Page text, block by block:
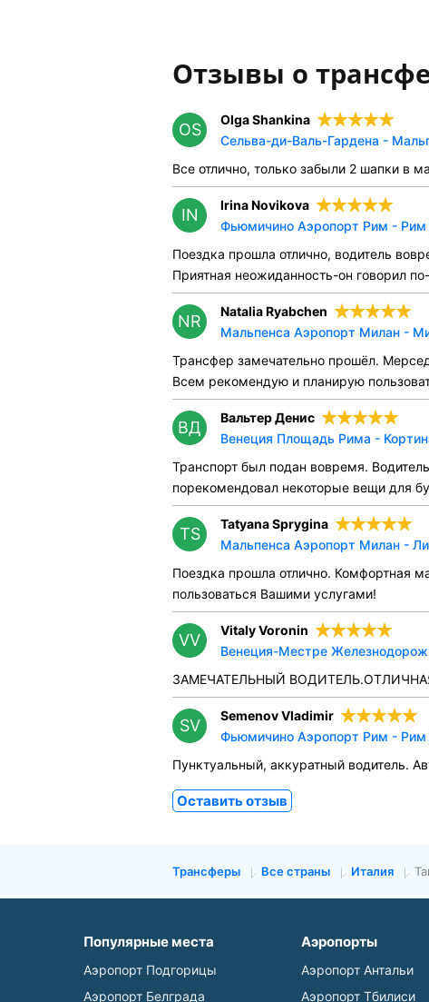
Отзывы о
OS
Olga Shankina
Сельва-ди-Валь-Гардена -
Все отлично, только забыли 2 шапки в
IN
Irina Novikova
Фьюмичино Аэропорт Рим - Рим
Поездка прошла отлично, водитель
Приятная неожиданность-он говорил
NR
Natalia Ryabchen
Мальпенса Аэропорт Милан -
Трансфер замечательно прошёл.
Всем рекомендую и планирую
ВД
Вальтер Денис
Венеция Площадь Рима -
Транспорт был подан вовремя.
порекомендовал некоторые вещи для
TS
Tatyana Sprygina
Мальпенса Аэропорт Милан -
Поездка прошла отлично. Комфортная
пользоваться Вашими услугами!
VV
Vitaly Voronin
Венеция-Местре
ЗАМЕЧАТЕЛЬНЫЙ
SV
Semenov Vladimir
Фьюмичино Аэропорт Рим - Рим
Пунктуальный, аккуратный водитель.
Оставить отзыв
Трансферы Все страны Италия
Популярные места
Аэропорт Подгорицы
Аэропорт Белграда
Аэропорты
Аэропорт Антальи
Аэропорт Тбилиси